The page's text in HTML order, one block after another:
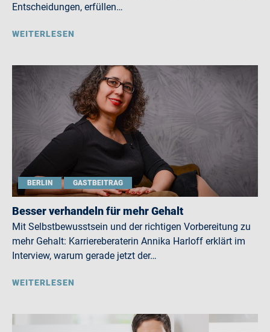
Entscheidungen, erfüllen…
WEITERLESEN
BERLIN GASTBEITRAG
Besser verhandeln für mehr Gehalt
Mit Selbstbewusstsein und der richtigen Vorbereitung zu
mehr Gehalt: Karriereberaterin Annika Harloff erklärt im
Interview, warum gerade jetzt der…
WEITERLESEN